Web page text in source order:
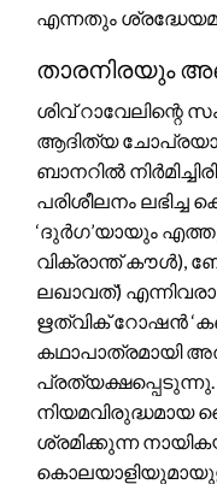
എന്നതും
താരനിരയും
ശിവ് റാവേലിന്റെ
ആദിത്യ
ബാനറിൽ
പരിശീലനം
‘ദുർഗ’യായും
വിക്രാന്ത് കൗൾ),
ലഖാവത്)
ഋത്വിക് റോഷൻ
കഥാപാത്രമായി
നിയമവിരുദ്ധമായ
ശ്രമിക്കുന്ന